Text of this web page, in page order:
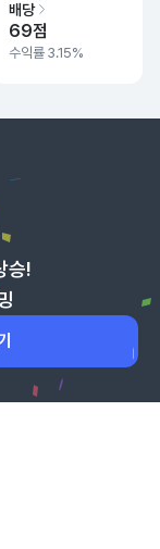
배당
69점
수익률 3.15%
승!